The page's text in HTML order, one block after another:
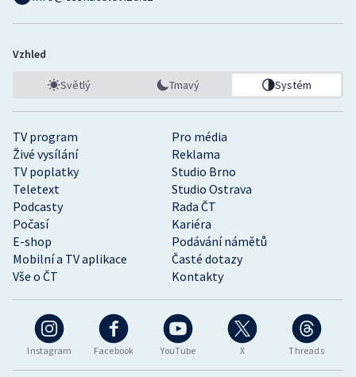
Instagram Facebook YouTube X Threads
TV program
Pro média
Živé vysílání
Reklama
TV poplatky
Studio Brno
Teletext
Studio Ostrava
Podcasty
Rada ČT
Počasí
Kariéra
E-shop
Podávání námětů
Mobilní a TV aplikace
Časté dotazy
Vše o ČT
Kontakty
Vzhled
Světlý Tmavý Systém